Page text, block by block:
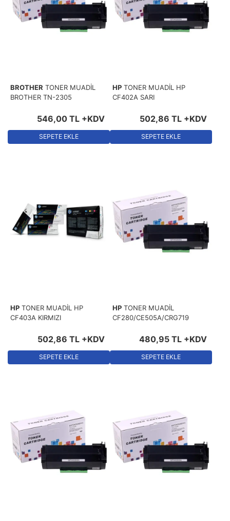
BROTHER TONER MUADİL
BROTHER TN-2305
546,00 TL +KDV
SEPETE EKLE
HP TONER MUADİL HP
CF402A SARI
502,86 TL +KDV
SEPETE EKLE
HP TONER MUADİL HP
CF403A KIRMIZI
502,86 TL +KDV
SEPETE EKLE
HP TONER MUADİL
CF280/CE505A/CRG719
480,95 TL +KDV
SEPETE EKLE